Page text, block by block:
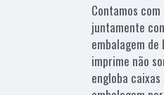
Contamos
juntamente
embalagem
imprime não
engloba